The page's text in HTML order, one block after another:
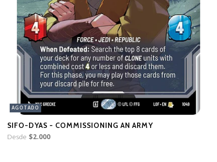
AGOTADO
SIFO-DYAS - COMMISSIONING AN ARMY
Desde $2.000